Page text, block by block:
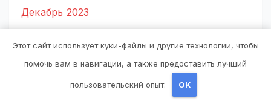
Декабрь 2023
Октябрь 2023
Этот сайт использует куки-файлы и другие технологии, чтобы
помочь вам в навигации, а также предоставить лучший
пользовательский опыт. OK